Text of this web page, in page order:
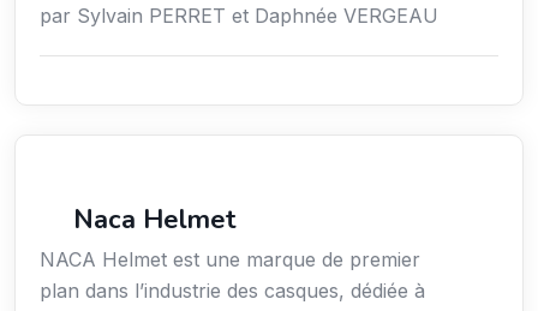
par Sylvain PERRET et Daphnée VERGEAU
Naca Helmet
NACA Helmet est une marque de premier
plan dans l’industrie des casques, dédiée à